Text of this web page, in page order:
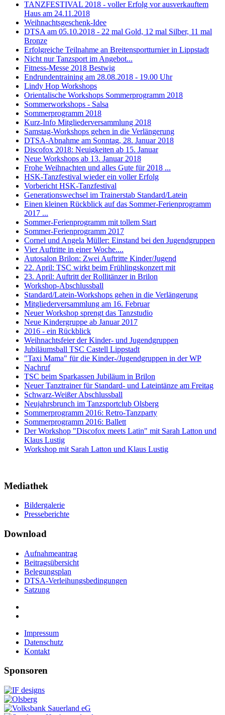
TANZFESTIVAL 2018 - voller Erfolg vor ausverkauftem
Haus am 24.11.2018
Weihnachtsgeschenk-Idee
DTSA am 05.10.2018 - 22 mal Gold, 12 mal Silber, 11 mal
Bronze
Erfolgreiche Teilnahme an Breitensportturnier in Lippstadt
Nicht nur Tanzsport im Angebot...
Fitness-Messe 2018 Bestwig
Endrundentraining am 28.08.2018 - 19.00 Uhr
Lindy Hop Workshops
Orientalische Workshops Sommerprogramm 2018
Sommerworkshops - Salsa
Sommerprogramm 2018
Kurz-Info Mitgliederversammlung 2018
Samstag-Workshops gehen in die Verlängerung
DTSA-Abnahme am Sonntag, 28. Januar 2018
Discofox 2018: Neuigkeiten ab 15. Januar
Neue Workshops ab 13. Januar 2018
Frohe Weihnachten und alles Gute für 2018 ...
HSK-Tanzfestival wieder ein voller Erfolg
Vorbericht HSK-Tanzfestival
Generationswechsel im Trainerstab Standard/Latein
Einen kleinen Rückblick auf das Sommer-Ferienprogramm
2017 ...
Sommer-Ferienprogramm mit tollem Start
Sommer-Ferienprogramm 2017
Cornel und Angela Müller: Einstand bei den Jugendgruppen
Vier Auftritte in einer Woche....
Autosalon Brilon: Zwei Auftritte Kinder/Jugend
22. April: TSC wirkt beim Frühlingskonzert mit
23. April: Auftritt der Rollitänzer in Brilon
Workshop-Abschlussball
Standard/Latein-Workshops gehen in die Verlängerung
Mitgliederversammlung am 16. Februar
Neuer Workshop sprengt das Tanzstudio
Neue Kindergruppe ab Januar 2017
2016 - ein Rückblick
Weihnachtsfeier der Kinder- und Jugendgruppen
Jubiläumsball TSC Castell Lippstadt
"Taxi Mama" für die Kinder-/Jugendgruppen in der WP
Nachruf
TSC beim Sparkassen Jubiläum in Brilon
Neuer Tanztrainer für Standard- und Lateintänze am Freitag
Schwarz-Weißer Abschlussball
Neujahrsbrunch im Tanzsportclub Olsberg
Sommerprogramm 2016: Retro-Tanzparty
Sommerprogramm 2016: Ballett
Der Workshop "Discofox meets Latin" mit Sarah Latton und
Klaus Lustig
Workshop mit Sarah Latton und Klaus Lustig
Mediathek
Bildergalerie
Presseberichte
Download
Aufnahmeantrag
Beitragsübersicht
Belegungsplan
DTSA-Verleihungsbedingungen
Satzung
Impressum
Datenschutz
Kontakt
Sponsoren